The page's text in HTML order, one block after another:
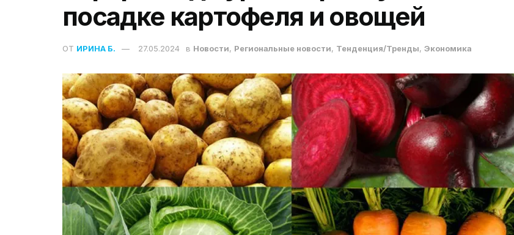
посадке картофеля и овощей
ОТ ИРИНА Б. 27.05.2024 в Новости, Региональные новости, Тенденция/Тренды, Экономика